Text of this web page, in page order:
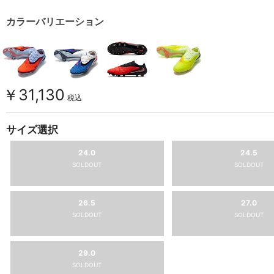
カラーバリエーション
￥31,130 税込
サイズ選択
24.0
SOLDOUT
24.5
SOLDOUT
26.5
SOLDOUT
27.0
SOLDOUT
29.0
SOLDOUT